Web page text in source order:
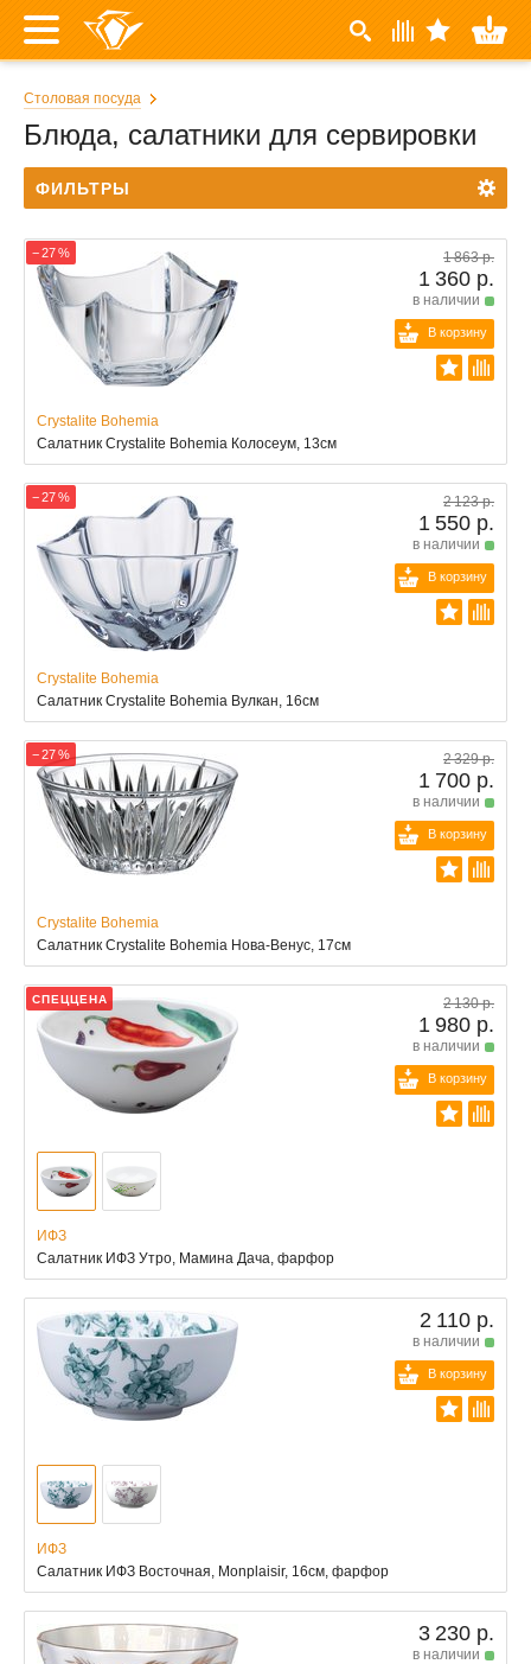
Столовая посуда
Блюда, салатники для сервировки
ФИЛЬТРЫ
− 27 % 1 863 р.
1 360 р.
в наличии
В корзину
Crystalite Bohemia
Салатник Crystalite Bohemia Колосеум, 13см
− 27 % 2 123 р.
1 550 р.
в наличии
В корзину
Crystalite Bohemia
Салатник Crystalite Bohemia Вулкан, 16см
− 27 % 2 329 р.
1 700 р.
в наличии
В корзину
Crystalite Bohemia
Салатник Crystalite Bohemia Нова-Венус, 17см
СПЕЦЦЕНА 2 130 р.
1 980 р.
в наличии
В корзину
ИФЗ
Салатник ИФЗ Утро, Мамина Дача, фарфор
2 110 р.
в наличии
В корзину
ИФЗ
Салатник ИФЗ Восточная, Monplaisir, 16см, фарфор
3 230 р.
в наличии